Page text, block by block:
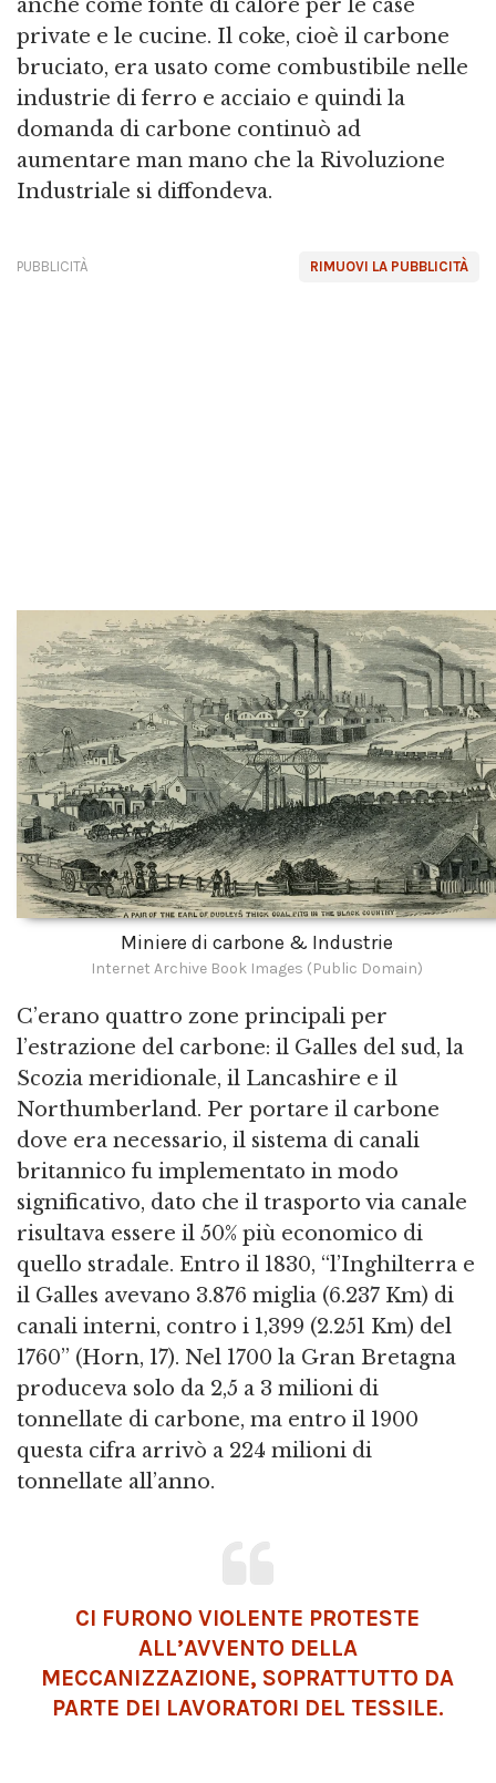
anche come fonte di calore per le case
private e le cucine. Il coke, cioè il carbone
bruciato, era usato come combustibile nelle
industrie di ferro e acciaio e quindi la
domanda di carbone continuò ad
aumentare man mano che la Rivoluzione
Industriale si diffondeva.
RIMUOVI LA PUBBLICITÀ
PUBBLICITÀ
Miniere di carbone & Industrie
Internet Archive Book Images (Public Domain)
C’erano quattro zone principali per
l’estrazione del carbone: il Galles del sud, la
Scozia meridionale, il Lancashire e il
Northumberland. Per portare il carbone
dove era necessario, il sistema di canali
britannico fu implementato in modo
significativo, dato che il trasporto via canale
risultava essere il 50% più economico di
quello stradale. Entro il 1830, “l’Inghilterra e
il Galles avevano 3.876 miglia (6.237 Km) di
canali interni, contro i 1,399 (2.251 Km) del
1760” (Horn, 17). Nel 1700 la Gran Bretagna
produceva solo da 2,5 a 3 milioni di
tonnellate di carbone, ma entro il 1900
questa cifra arrivò a 224 milioni di
tonnellate all’anno.
CI FURONO VIOLENTE PROTESTE
ALL’AVVENTO DELLA
MECCANIZZAZIONE, SOPRATTUTTO DA
PARTE DEI LAVORATORI DEL TESSILE.